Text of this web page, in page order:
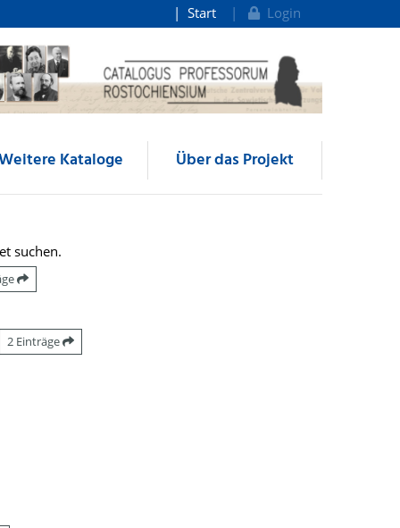
Start Login
Kataloge Über das Projekt
suchen.
2 Einträge